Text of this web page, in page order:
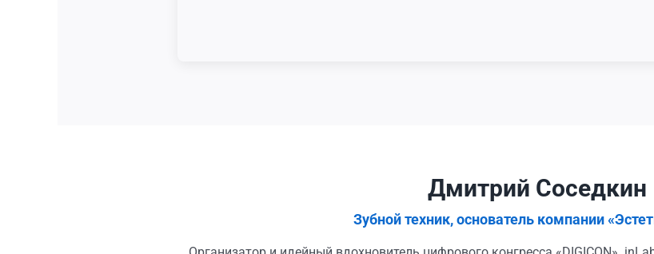
Дмитрий Соседкин
Зубной техник, основатель компании